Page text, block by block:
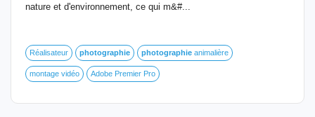
nature et d'environnement, ce qui m&#...
Réalisateur photographie photographie animalière
montage vidéo Adobe Premier Pro